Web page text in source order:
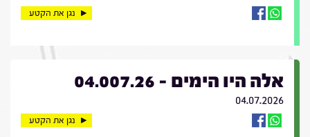
נגן את הקטע
אלה היו הימים - 04.007.26
04.07.2026
נגן את הקטע